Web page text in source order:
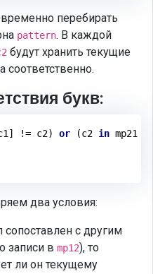
перебирать
pattern. В каждой
будут хранить текущие
соответственно.
букв:
!= c2) or (c2 in mp21
два условия:
с другим
записи в mp12), то
ли он текущему